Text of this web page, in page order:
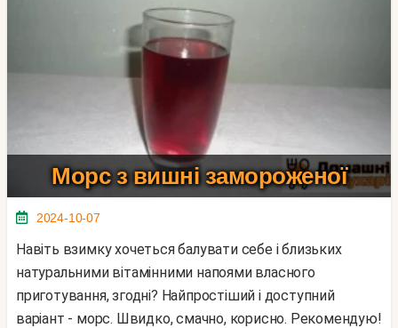
Морс з вишні замороженої
2024-10-07
Навіть взимку хочеться балувати себе і близьких
натуральними вітамінними напоями власного
приготування, згодні? Найпростіший і доступний
варіант - морс. Швидко, смачно, корисно. Рекомендую!